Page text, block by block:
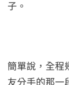
子。
簡單說，全程
友分手的那一